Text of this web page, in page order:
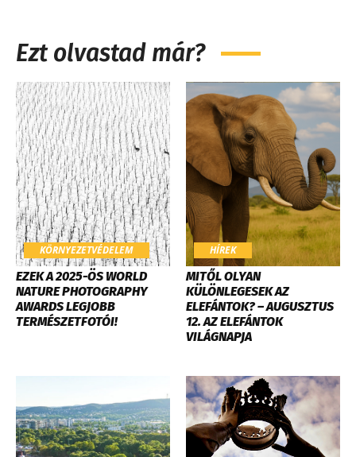
Ezt olvastad már?
KÖRNYEZETVÉDELEM
EZEK A 2025-ÖS WORLD
NATURE PHOTOGRAPHY
AWARDS LEGJOBB
TERMÉSZETFOTÓI!
HÍREK
MITŐL OLYAN
KÜLÖNLEGESEK AZ
ELEFÁNTOK? – AUGUSZTUS
12. AZ ELEFÁNTOK
VILÁGNAPJA